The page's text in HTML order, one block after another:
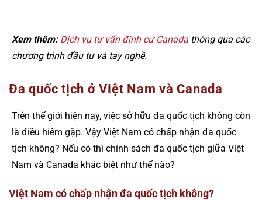
Xem thêm: Dịch vụ tư vấn định cư Canada thông qua các
chương trình đầu tư và tay nghề.
Đa quốc tịch ở Việt Nam và Canada
Trên thế giới hiện nay, việc sở hữu đa quốc tịch không còn
là điều hiếm gặp. Vậy Việt Nam có chấp nhận đa quốc
tịch không? Nếu có thì chính sách đa quốc tịch giữa Việt
Nam và Canada khác biệt như thế nào?
Việt Nam có chấp nhận đa quốc tịch không?